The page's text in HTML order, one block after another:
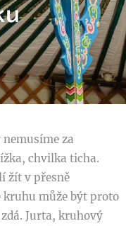
nemusíme za
chvilka ticha.
žít v přesně
může být proto
Jurta, kruhový